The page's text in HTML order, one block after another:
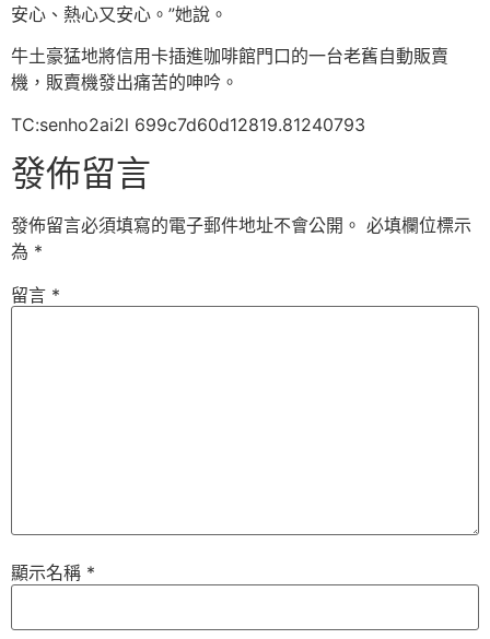
安心、熱心又安心。”她說。
牛土豪猛地將信用卡插進咖啡館門口的一台老舊自動販賣
機，販賣機發出痛苦的呻吟。
TC:senho2ai2l 699c7d60d12819.81240793
發佈留言
發佈留言必須填寫的電子郵件地址不會公開。 必填欄位標示
為 *
留言 *
顯示名稱 *